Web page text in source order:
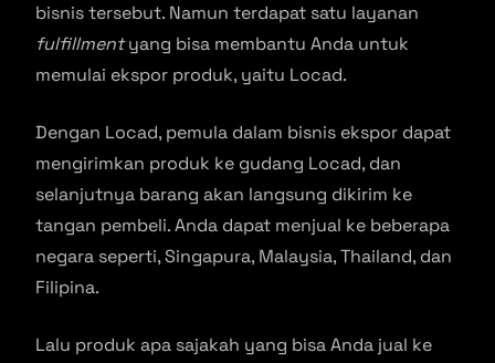
bisnis tersebut. Namun terdapat satu layanan
fulfillmentyang bisa membantu Anda untuk
memulai ekspor produk, yaitu Locad.
Dengan Locad, pemula dalam bisnis ekspor dapat
mengirimkan produk ke gudang Locad, dan
selanjutnya barang akan langsung dikirim ke
tangan pembeli. Anda dapat menjual ke beberapa
negara seperti, Singapura, Malaysia, Thailand, dan
Filipina.
Lalu produk apa sajakah yang bisa Anda jual ke